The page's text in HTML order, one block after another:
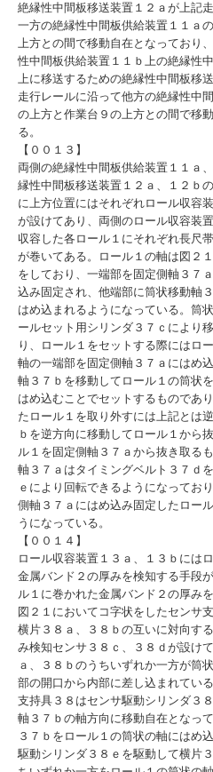
絶縁性中間板移送装置１２ａが上記
一方の絶縁性中間板供給装置１１ａ
上方との間で移動自在となっており
性中間板供給装置１１ｂ上の絶縁性
上に移送するための絶縁性中間板移
走行レールに沿って他方の絶縁性中
の上方と作業台９の上方との間で移
る。
【００１３】
両側の絶縁性中間板供給装置１１ａ
縁性中間板移送装置１２ａ、１２ｂ
に上方位置にはそれぞれロール収容
が設けてあり、両側のロール収容装
収容した各ロール１にそれぞれ長尺
が巻いてある。ロール１の軸は図２
をしており、一端部を固定側軸３７
込み固定され、他端部に筒状移動軸
はめ込まれるようになっている。筒
ールセット用シリンダ３７ｃにより
り、ロール１をセットする際にはロ
軸の一端部を固定側軸３７ａにはめ
軸３７ｂを移動してロール１の筒状
はめ込むことでセットするものであ
たロール１を取り外すには上記とは
ｂを逆方向に移動してロール１から
ル１を固定側軸３７ａから抜き取る
軸３７ａはタイミングベルト３７ｄ
ｅにより回転できるようになってお
側軸３７ａにはめ込み固定したロー
うになっている。
【００１４】
ロール収容装置１３ａ、１３ｂには
金属バンド２の厚みを検知する手段
ル１に巻かれた金属バンド２の厚み
図２１においてコ字状をしたセンサ
横片３８ａ、３８ｂの互いに対向す
み検知センサ３８ｃ、３８ｄが設け
ａ、３８ｂのうちいずれか一方が筒
部の開口から内部に差し込まれてい
支持具３８はセンサ駆動シリンダ３
軸３７ｂの軸方向に移動自在となっ
３７ｂをロール１の筒状の軸にはめ
駆動シリンダ３８ｅを駆動して横片